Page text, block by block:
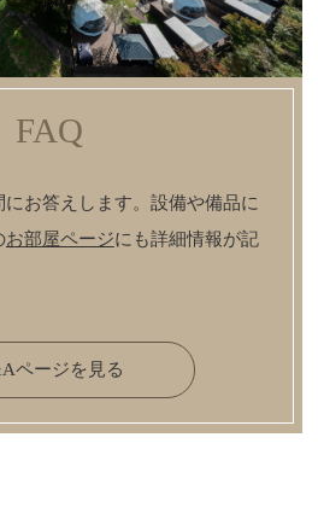
FAQ
お答えします。設備や備品に
お部屋ページにも詳細情報が記
ページを見る